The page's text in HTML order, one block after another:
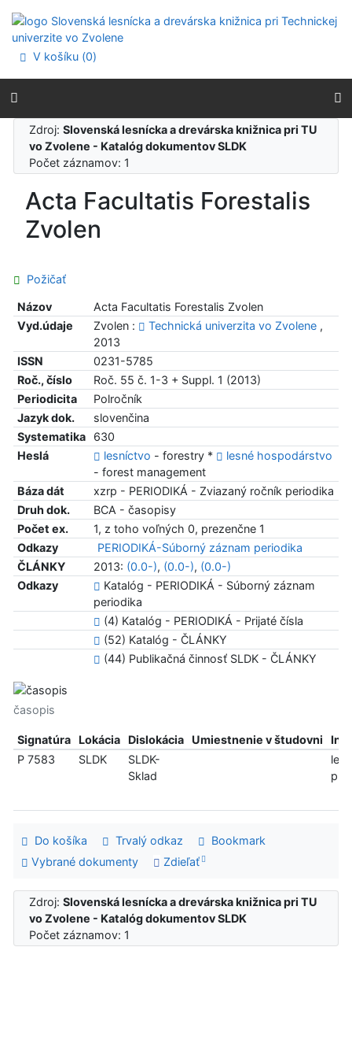
Prejsť na menu
Prehlásenie o webovej prístupnosti
V košíku (0)
Zdroj:Slovenská lesnícka a drevárska knižnica pri TU
vo Zvolene - Katalóg dokumentov SLDK
Počet záznamov: 1
Acta Facultatis Forestalis
Zvolen
Požičať
Názov
Acta Facultatis Forestalis Zvolen
Vyd.údaje
Zvolen : Technická univerzita vo Zvolene,
2013
ISSN
0231-5785
Roč., číslo
Roč. 55 č. 1-3 + Suppl. 1 (2013)
Periodicita
Polročník
Jazyk dok.
slovenčina
Systematika
630
Heslá
lesníctvo - forestry *
lesné hospodárstvo
- forest management
Báza dát
xzrp - PERIODIKÁ - Zviazaný ročník periodika
Druh dok.
BCA - časopisy
Počet ex.
1, z toho voľných 0, prezenčne 1
Odkazy
PERIODIKÁ-Súborný záznam periodika
ČLÁNKY
2013: (0.0-), (0.0-), (0.0-)
Odkazy
Katalóg - PERIODIKÁ - Súborný záznam
periodika
(4) Katalóg - PERIODIKÁ - Prijaté čísla
(52) Katalóg - ČLÁNKY
(44) Publikačná činnosť SLDK - ČLÁNKY
časopis
Signatúra Lokácia Dislokácia Umiestnenie v študovni
Info
P 7583
SLDK
SLDK-
Sklad
len
Do košíka Trvalý odkaz
Bookmark
Vybrané dokumenty
Zdieľať
Zdroj:Slovenská lesnícka a drevárska knižnica pri TU
vo Zvolene - Katalóg dokumentov SLDK
Počet záznamov: 1